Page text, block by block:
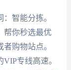
智能分拣。
帮你秒选最优
购物站点。
专线高速。